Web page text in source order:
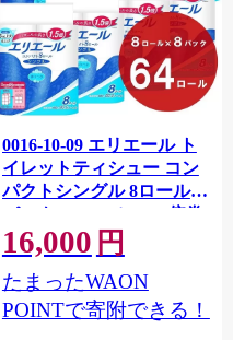
0016-10-09 エリエール ト
イレットティシュー コン
パクトシングル 8ロール×8
パック 64ロール 1.5倍巻
82.5m トイレットペーパー
シングル パルプ100％ 香り
つき 日用品 消耗品 備蓄
16,000 円
たまったWAON
POINTで寄附できる！